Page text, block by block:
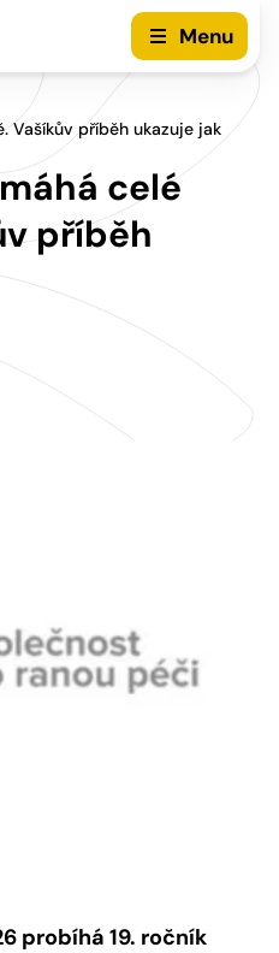
Menu
Vašíkův příběh ukazuje jak
celé
příběh
probíhá 19. ročník